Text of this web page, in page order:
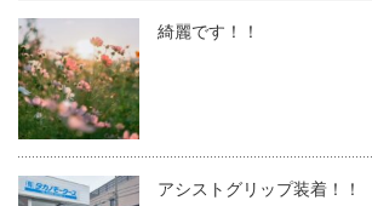
綺麗です！！
アシストグリップ装着！！